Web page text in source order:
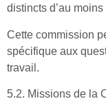
distincts d’au
Cette commission
spécifique aux
travail.
5.2. Missions de la